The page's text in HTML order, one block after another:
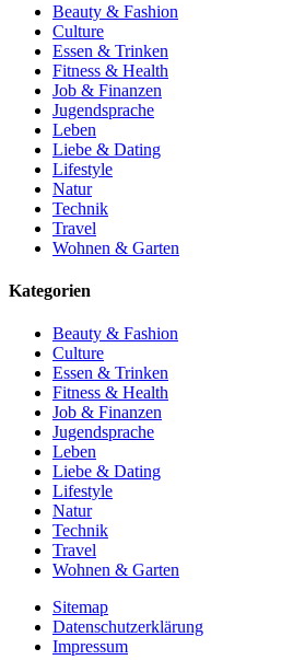
Beauty & Fashion
Culture
Essen & Trinken
Fitness & Health
Job & Finanzen
Jugendsprache
Leben
Liebe & Dating
Lifestyle
Natur
Technik
Travel
Wohnen & Garten
Kategorien
Beauty & Fashion
Culture
Essen & Trinken
Fitness & Health
Job & Finanzen
Jugendsprache
Leben
Liebe & Dating
Lifestyle
Natur
Technik
Travel
Wohnen & Garten
Sitemap
Datenschutzerklärung
Impressum